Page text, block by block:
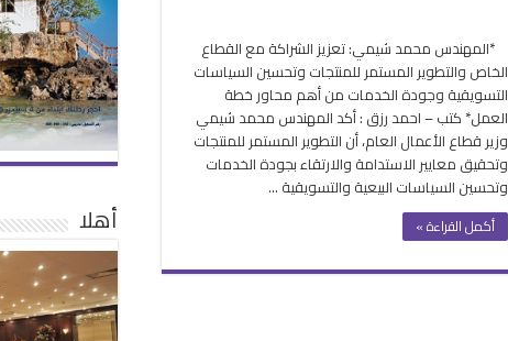
*المهندس محمد شيمي: تعزيز الشراكة مع القطاع
الخاص والتطوير المستمر للمنتجات وتحسين السياسات
التسويقية وجودة الخدمات من أهم محاور خطة
العمل* كتب – احمد رزق : أكد المهندس محمد شيمي
وزير قطاع الأعمال العام، أن التطوير المستمر للمنتجات
وتحقيق معايير الاستدامة والارتقاء بجودة الخدمات
وتحسين السياسات البيعية والتسويقية …
أكمل القراءة » أهلا